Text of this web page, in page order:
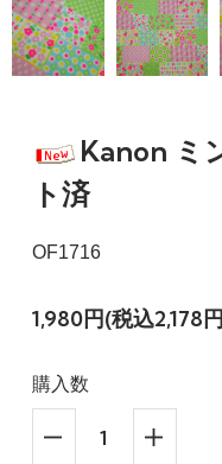
Kanon ミ
ト済
OF1716
1,980円(税込2,178
購入数